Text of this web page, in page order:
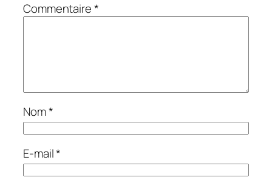
Commentaire*
Nom*
E-mail*